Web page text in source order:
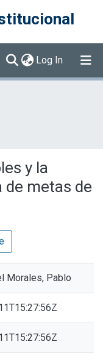
Log In (current)
y la
metas de
Morales, Pablo